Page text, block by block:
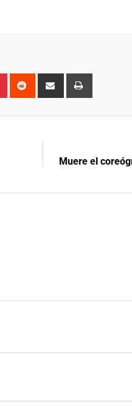
Pinterest Reddit
Share
Muere el